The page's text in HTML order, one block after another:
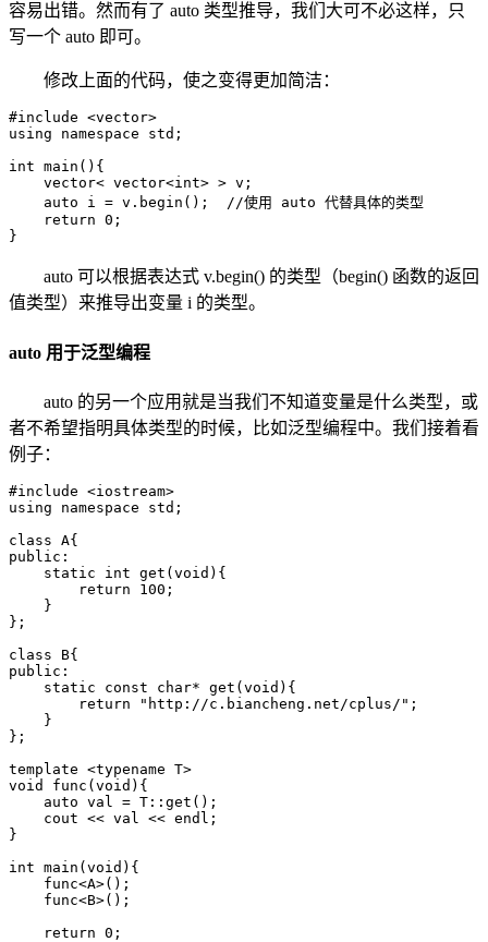
容易出错。然而有了 auto 类型推导，我们大可不必这样，只
写一个 auto 即可。
修改上面的代码，使之变得更加简洁：
#include <vector>
using namespace std;
int main(){
    vector< vector<int> > v;
    auto i = v.begin();  //使用 auto 代替具体的类型
    return 0;
}
auto 可以根据表达式 v.begin() 的类型（begin() 函数的返回
值类型）来推导出变量 i 的类型。
auto 用于泛型编程
auto 的另一个应用就是当我们不知道变量是什么类型，或
者不希望指明具体类型的时候，比如泛型编程中。我们接着看
例子：
#include <iostream>
using namespace std;
class A{
public:
    static int get(void){
        return 100;
    }
};
class B{
public:
    static const char* get(void){
        return "http://c.biancheng.net/cplus/";
    }
};
template <typename T>
void func(void){
    auto val = T::get();
    cout << val << endl;
}
int main(void){
    func<A>();
    func<B>();
    return 0;